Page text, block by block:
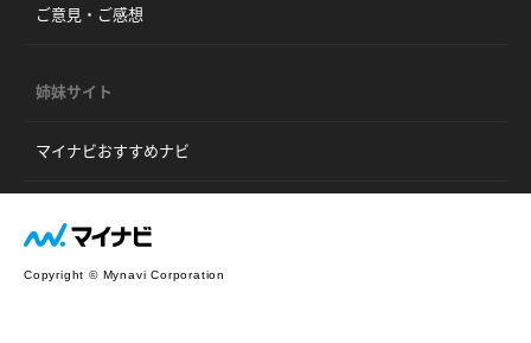
ご意見・ご感想
姉妹サイト
マイナビおすすめナビ
Copyright © Mynavi Corporation